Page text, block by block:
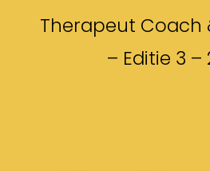
Therapeut Coach
– Editie 3 –